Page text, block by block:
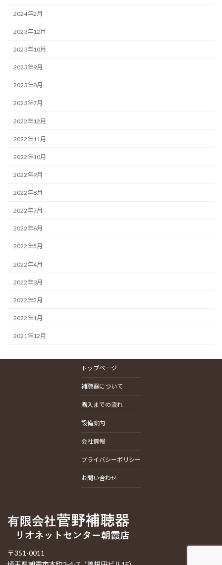
2024年2月
2023年12月
2023年10月
2023年9月
2023年8月
2023年7月
2022年12月
2022年11月
2022年10月
2022年9月
2022年8月
2022年7月
2022年6月
2022年5月
2022年4月
2022年3月
2022年2月
2022年1月
2021年12月
トップページ
補聴器について
購入までの流れ
設備案内
会社情報
プライバシーポリシー
お問い合わせ
〒351-0011